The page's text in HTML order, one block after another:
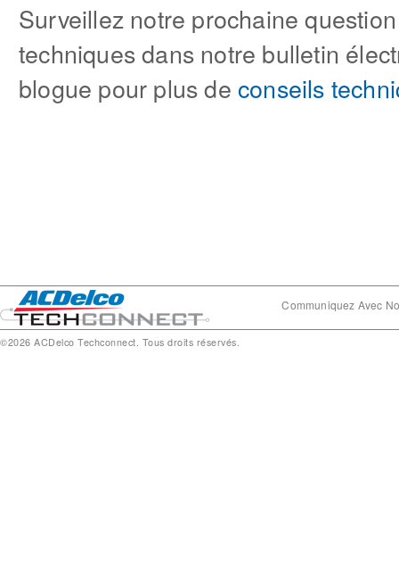
Surveillez notre prochaine
techniques dans notre bulletin
blogue pour plus de conseils
Communiquez Avec
©2026 ACDelco Techconnect. Tous droits réservés.